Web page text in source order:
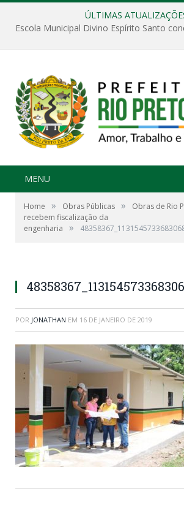
ÚLTIMAS
MENU
Home » Obras Públicas »
Obras de Rio
recebem fiscalização da
engenharia
»
POR JONATHAN EM 16 DE JANEIRO DE 2019